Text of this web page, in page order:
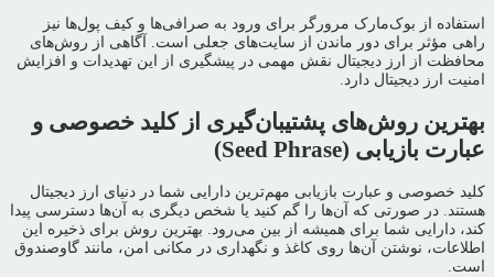
استفاده از بوک‌مارک مرورگر برای ورود به صرافی‌ها و کیف پول‌ها نیز
راهی مؤثر برای دور ماندن از سایت‌های جعلی است. آگاهی از روش‌های
محافظت از ارز دیجیتال نقش مهمی در پیشگیری از این تهدیدات و افزایش
امنیت ارز دیجیتال دارد.
بهترین روش‌های پشتیبان‌گیری از کلید خصوصی و
عبارت بازیابی (Seed Phrase)
کلید خصوصی و عبارت بازیابی مهم‌ترین دارایی شما در دنیای ارز دیجیتال
هستند. در صورتی که آن‌ها را گم کنید یا شخص دیگری به آن‌ها دسترسی پیدا
کند، دارایی شما برای همیشه از بین می‌رود. بهترین روش برای ذخیره این
اطلاعات، نوشتن آن‌ها روی کاغذ و نگهداری در مکانی امن، مانند گاوصندوق
است.